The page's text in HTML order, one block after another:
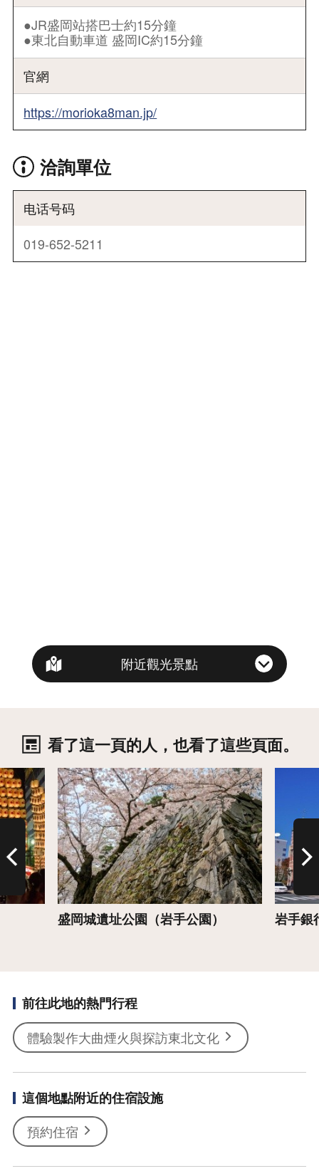
●JR盛岡站搭巴士約15分鐘
●東北自動車道 盛岡IC約15分鐘
官網
https://morioka8man.jp/
洽詢單位
电话号码
019-652-5211
附近觀光景點
看了這一頁的人，也看了這些頁面。
盛岡城遺址公園（岩手公園）
詳情
岩手銀
前往此地的熱門行程
體驗製作大曲煙火與探訪東北文化
這個地點附近的住宿設施
預約住宿